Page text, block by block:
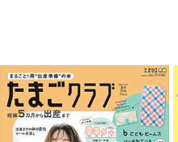
える親の会」アドバイザー、
育園や仕事と子育ての両立に
いる。著書『後悔しない保育
書房）ほか多数。